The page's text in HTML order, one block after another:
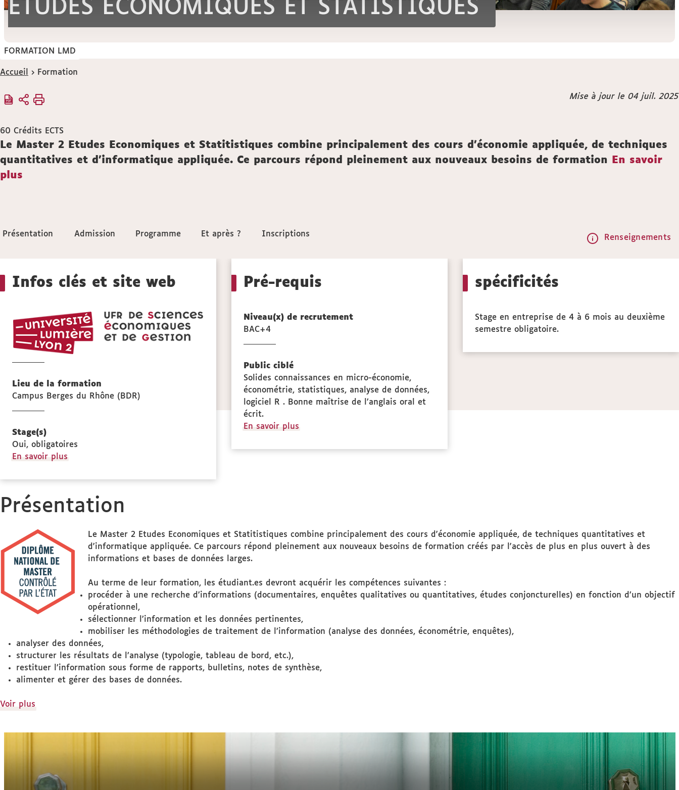
FORMATION LMD
ETUDES ECONOMIQUES ET STATISTIQUES
Vous
ici :
Accueil Formation
Mise à jour le 04 juil. 2025
60 Crédits ECTS
Description
Le Master 2 Etudes Economiques et Statitistiques combine principalement des cours d'économie appliquée, de techniques
quantitatives et d'informatique appliquée. Ce parcours répond pleinement aux nouveaux besoins de formation
En savoir
plus
Accéder
sections
la
fiche
Présentation
Présentation Admission
Admission Programme
Programme Et après ?
Et après ? Inscriptions
Inscriptions Renseignements
Détails
Infos clés et site web
UFR
Lieu de la formation
Campus Berges du Rhône (BDR)
Stage(s)
Oui, obligatoires
En savoir plus
des
Pré-requis
Niveau(x) de recrutement
BAC+4
Public ciblé
Solides connaissances en micro-économie,
économétrie, statistiques, analyse de données,
logiciel R . Bonne maîtrise de l’anglais oral et
écrit.
En savoir plus
des
spécificités
Stage en entreprise de 4 à 6 mois au deuxième
semestre obligatoire.
Présentation
Le Master 2 Etudes Economiques et Statitistiques combine principalement des cours d'économie appliquée, de techniques quantitatives et
d'informatique appliquée. Ce parcours répond pleinement aux nouveaux besoins de formation créés par l'accès de plus en plus ouvert à des
informations et bases de données larges.
Au terme de leur formation, les étudiant.es devront acquérir les compétences suivantes :
procéder à une recherche d’informations (documentaires, enquêtes qualitatives ou quantitatives, études conjoncturelles) en fonction d’un objectif
opérationnel,
sélectionner l’information et les données pertinentes,
mobiliser les méthodologies de traitement de l’information (analyse des données, économétrie, enquêtes),
analyser des données,
structurer les résultats de l’analyse (typologie, tableau de bord, etc.),
restituer l’information sous forme de rapports, bulletins, notes de synthèse,
alimenter et gérer des bases de données.
Voir plus